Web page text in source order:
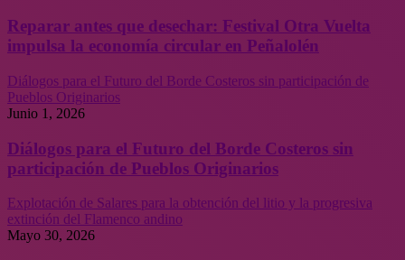
Reparar antes que desechar: Festival Otra Vuelta
impulsa la economía circular en Peñalolén
Diálogos para el Futuro del Borde Costeros sin participación de
Pueblos Originarios
Junio 1, 2026
Diálogos para el Futuro del Borde Costeros sin
participación de Pueblos Originarios
Explotación de Salares para la obtención del litio y la progresiva
extinción del Flamenco andino
Mayo 30, 2026